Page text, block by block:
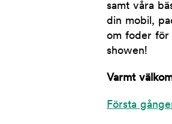
samt våra
din mobil,
om foder för
showen!
Varmt
Första